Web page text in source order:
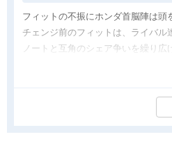
フィットの不振にホンダ首脳陣は頭
チェンジ前のフィットは、ライバル
ノートと互角のシェア争いを繰り
ぐに頭打ちとなります。原因はエ
す。エクステリアのデザインコン
程、ヘッドライトカバー大き目で、